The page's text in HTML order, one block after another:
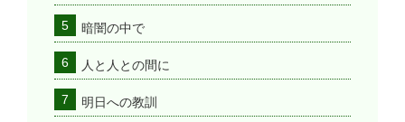
暗闇の中で
人と人との間に
明日への教訓